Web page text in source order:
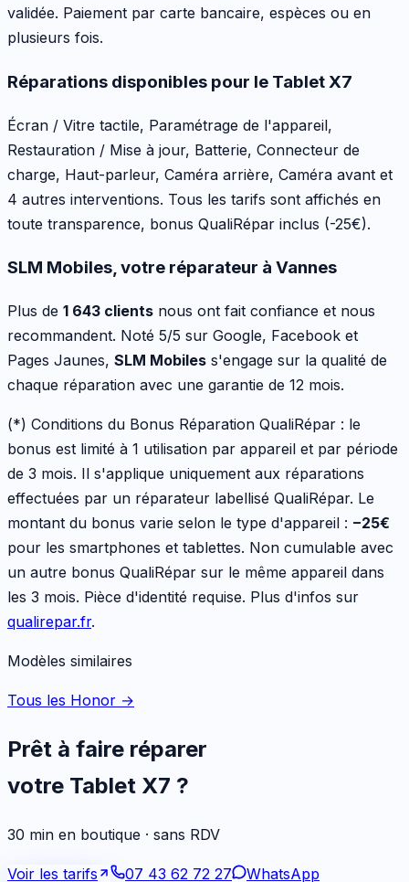
validée. Paiement par carte bancaire, espèces ou en
plusieurs fois.
Réparations disponibles pour le Tablet X7
Écran / Vitre tactile, Paramétrage de l'appareil,
Restauration / Mise à jour, Batterie, Connecteur de
charge, Haut-parleur, Caméra arrière, Caméra avant et
4 autres interventions. Tous les tarifs sont affichés en
toute transparence, bonus QualiRépar inclus (-25€).
SLM Mobiles, votre réparateur à Vannes
Plus de 1 643 clients nous ont fait confiance et nous
recommandent. Noté 5/5 sur Google, Facebook et
Pages Jaunes, SLM Mobiles s'engage sur la qualité de
chaque réparation avec une garantie de 12 mois.
(*) Conditions du Bonus Réparation QualiRépar : le
bonus est limité à 1 utilisation par appareil et par période
de 3 mois. Il s'applique uniquement aux réparations
effectuées par un réparateur labellisé QualiRépar. Le
montant du bonus varie selon le type d'appareil : −25€
pour les smartphones et tablettes. Non cumulable avec
un autre bonus QualiRépar sur le même appareil dans
les 3 mois. Pièce d'identité requise. Plus d'infos sur
qualirepar.fr.
Modèles similaires
Tous les Honor →
Prêt à faire réparer
votre Tablet X7 ?
30 min en boutique · sans RDV
Voir les tarifs 07 43 62 72 27
WhatsApp